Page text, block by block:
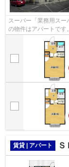
スーパー「業務用ス
の物件はアパートです
お気軽に株式会社ティ
賃貸 | アパート Ｓ